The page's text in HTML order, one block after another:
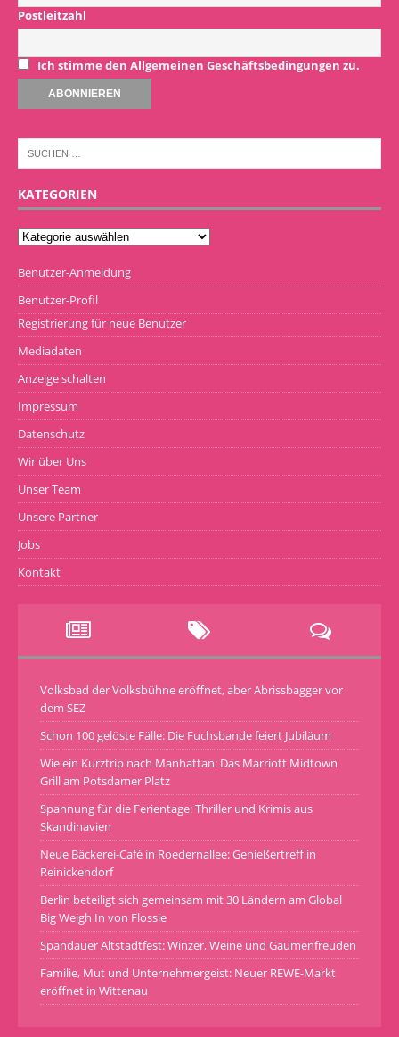
Postleitzahl
Ich stimme den Allgemeinen Geschäftsbedingungen zu.
KATEGORIEN
Benutzer-Anmeldung
Benutzer-Profil
Registrierung für neue Benutzer
Mediadaten
Anzeige schalten
Impressum
Datenschutz
Wir über Uns
Unser Team
Unsere Partner
Jobs
Kontakt
Volksbad der Volksbühne eröffnet, aber Abrissbagger vor
dem SEZ
Schon 100 gelöste Fälle: Die Fuchsbande feiert Jubiläum
Wie ein Kurztrip nach Manhattan: Das Marriott Midtown
Grill am Potsdamer Platz
Spannung für die Ferientage: Thriller und Krimis aus
Skandinavien
Neue Bäckerei-Café in Roedernallee: Genießertreff in
Reinickendorf
Berlin beteiligt sich gemeinsam mit 30 Ländern am Global
Big Weigh In von Flossie
Spandauer Altstadtfest: Winzer, Weine und Gaumenfreuden
Familie, Mut und Unternehmergeist: Neuer REWE-Markt
eröffnet in Wittenau